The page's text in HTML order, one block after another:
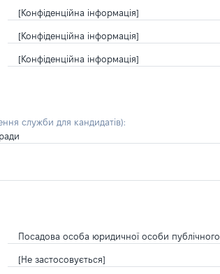
[Конфіденційна інформація]
[Конфіденційна інформація]
[Конфіденційна інформація]
служби для кандидатів):
Посадова особа юридичної особи
[Не застосовується]